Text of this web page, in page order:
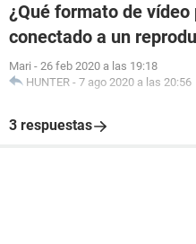
¿Qué formato de vídeo
conectado a un
Mari - 26 feb 2020 a las 19:18
HUNTER - 7 ago 2020 a las 20:56
3 respuestas